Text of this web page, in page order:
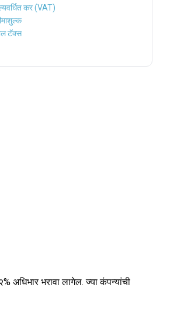
कर (VAT)
टॅक्स
अधिभार भरावा लागेल. ज्या कंपन्यांची